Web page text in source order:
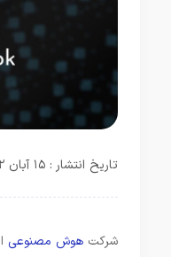
تاریخ انتشار : ۱۵ آبان ۱۴۰۲
شرکت هوش مصنوعی